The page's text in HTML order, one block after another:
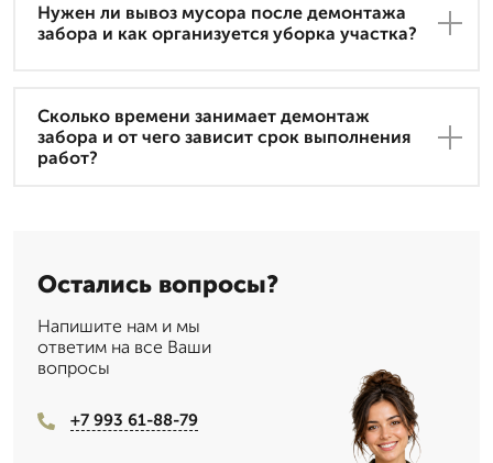
Нужен ли вывоз мусора после демонтажа
забора и как организуется уборка участка?
Сколько времени занимает демонтаж
забора и от чего зависит срок выполнения
работ?
Остались вопросы?
Напишите нам и мы
ответим на все Ваши
вопросы
+7 993 61-88-79